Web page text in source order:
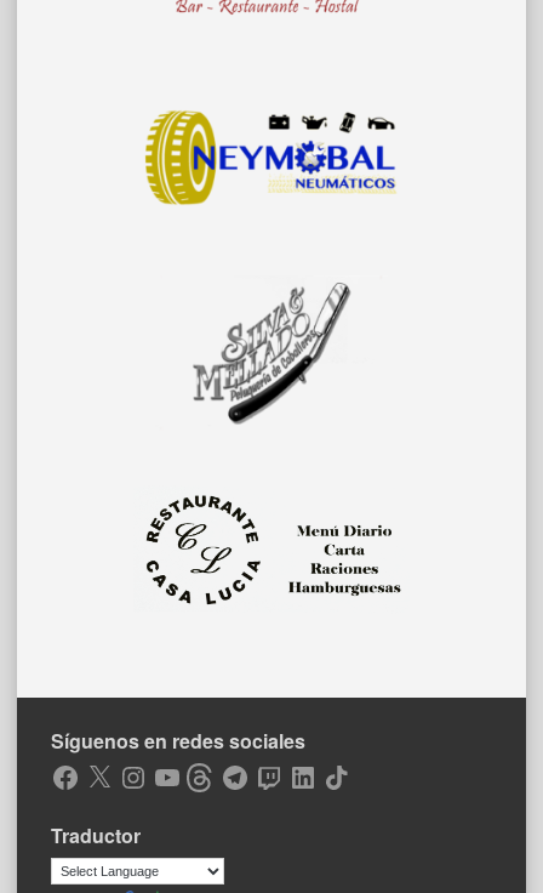
Síguenos en redes sociales
Facebook
X Instagram
YouTubeThreadsTelegramTwitchLinkedIn
TikTok
Traductor